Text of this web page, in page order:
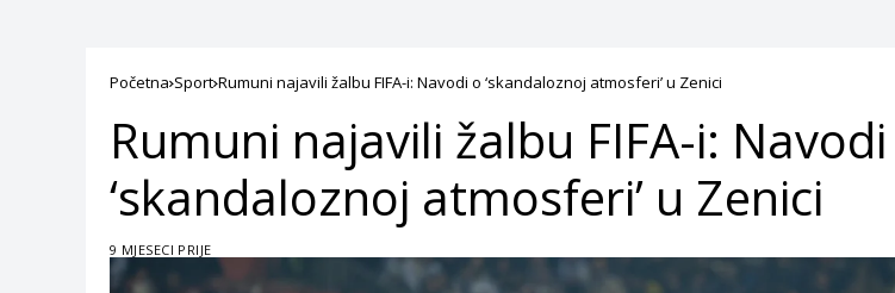
Početna Sport Rumuni najavili žalbu FIFA-i: Navodi o ‘skandaloznoj atmosferi’ u Zenici
Rumuni najavili žalbu FIFA-i:
‘skandaloznoj atmosferi’ u Zenici
9 MJESECI PRIJE